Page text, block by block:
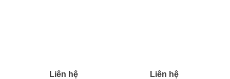
Liên hệ Liên hệ